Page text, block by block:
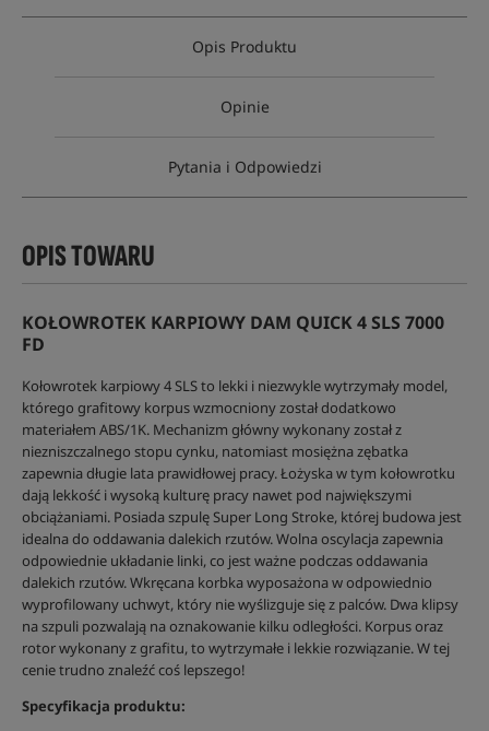
Opis Produktu
Opinie
Pytania i Odpowiedzi
OPIS TOWARU
KOŁOWROTEK KARPIOWY DAM QUICK 4 SLS 7000
FD
Kołowrotek karpiowy 4 SLS to lekki i niezwykle wytrzymały model,
którego grafitowy korpus wzmocniony został dodatkowo
materiałem ABS/1K. Mechanizm główny wykonany został z
niezniszczalnego stopu cynku, natomiast mosiężna zębatka
zapewnia długie lata prawidłowej pracy. Łożyska w tym kołowrotku
dają lekkość i wysoką kulturę pracy nawet pod największymi
obciążaniami. Posiada szpulę Super Long Stroke, której budowa jest
idealna do oddawania dalekich rzutów. Wolna oscylacja zapewnia
odpowiednie układanie linki, co jest ważne podczas oddawania
dalekich rzutów. Wkręcana korbka wyposażona w odpowiednio
wyprofilowany uchwyt, który nie wyślizguje się z palców. Dwa klipsy
na szpuli pozwalają na oznakowanie kilku odległości. Korpus oraz
rotor wykonany z grafitu, to wytrzymałe i lekkie rozwiązanie. W tej
cenie trudno znaleźć coś lepszego!
Specyfikacja produktu: